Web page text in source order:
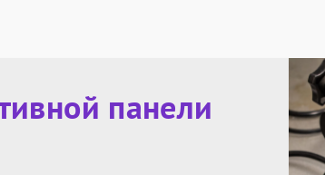
панели